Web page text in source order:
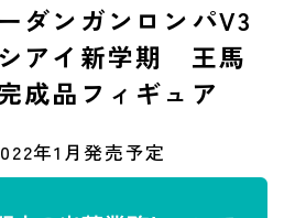
ダンガンロンパV3
アイ新学期 王馬
成品フィギュア
年1月発売予定